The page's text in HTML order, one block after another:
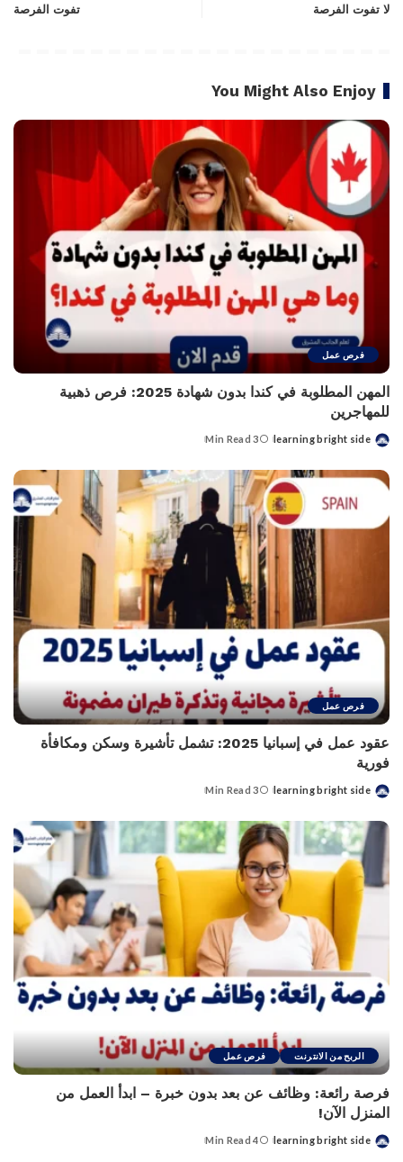
لا تفوت الفرصة
تفوت الفرصة
You Might Also Enjoy
فرص عمل
المهن المطلوبة في كندا بدون شهادة 2025: فرص ذهبية
للمهاجرين
Posted
learning bright side
3 Min Read
فرص عمل
عقود عمل في إسبانيا 2025: تشمل تأشيرة وسكن ومكافأة
فورية
Posted
learning bright side
3 Min Read
الربح من الانترنت فرص عمل
فرصة رائعة: وظائف عن بعد بدون خبرة – ابدأ العمل من
المنزل الآن!
Posted
learning bright side
4 Min Read